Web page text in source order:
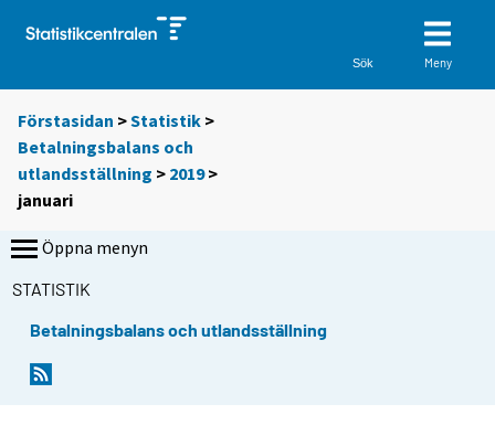
Sök Meny
Förstasidan >Statistik >
Betalningsbalans och
utlandsställning > 2019>
januari
Öppna menyn
STATISTIK
Betalningsbalans och utlandsställning